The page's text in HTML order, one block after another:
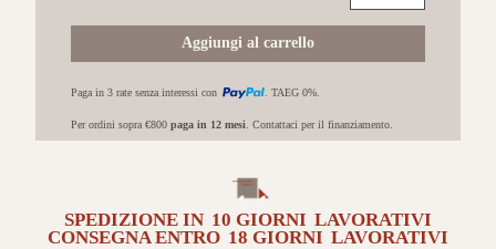
Fusion
Aggiungi al carrello
Paga in 3 rate senza interessi con . TAEG 0%.
Per ordini sopra €800 paga in 12 mesi . Contattaci per il finanziamento.
SPEDIZIONE IN 10 GIORNI LAVORATIVI
CONSEGNA ENTRO 18 GIORNI LAVORATIVI